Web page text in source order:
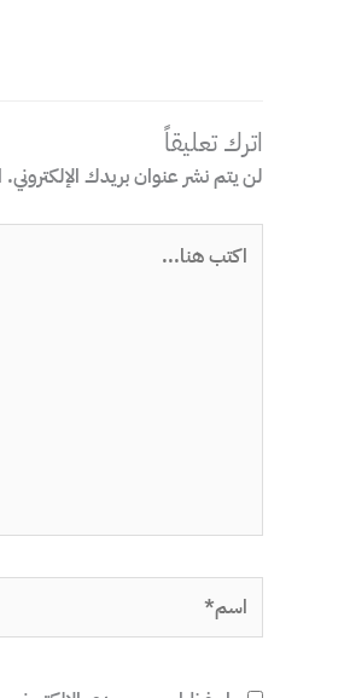
اترك تعليقاً
لن يتم نشر عنوان بريدك الإلكتروني.
اسم*